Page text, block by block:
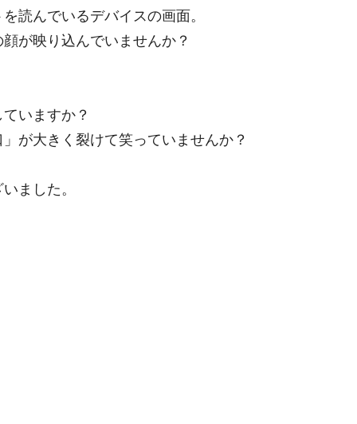
読んでいるデバイスの画面。
が映り込んでいませんか？
いますか？
が大きく裂けて笑っていませんか？
ました。